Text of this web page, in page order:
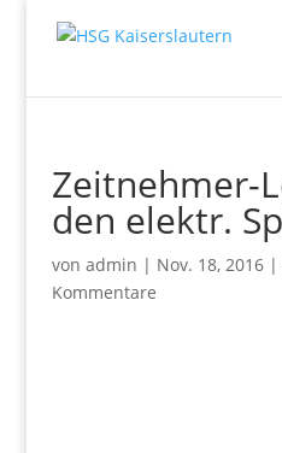
Zeitnehmer-
den elektr.
von admin | Nov. 18, 2016|
Kommentare